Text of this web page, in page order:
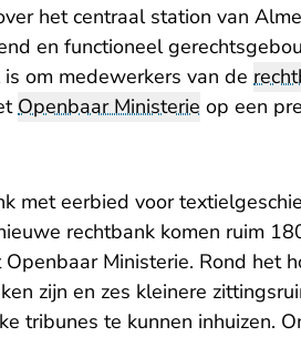
het centraal station van
en functioneel
om medewerkers van de
Openbaar Ministerie op een
met eerbied voor
rechtbank komen ruim
Ministerie. Rond het
zijn en zes kleinere
tribunes te kunnen inhuizen.